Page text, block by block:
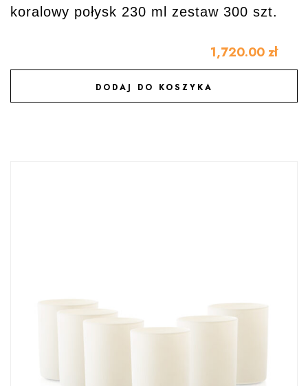
koralowy połysk 230 ml zestaw 300 szt.
1,720.00 zł
DODAJ DO KOSZYKA
DODAJ DO ULUBIONYCH